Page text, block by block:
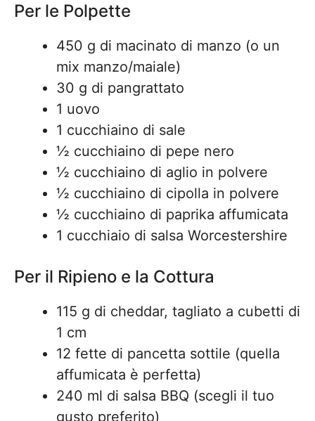
Per le Polpette
450 g di macinato di manzo (o un
mix manzo/maiale)
30 g di pangrattato
1 uovo
1 cucchiaino di sale
½ cucchiaino di pepe nero
½ cucchiaino di aglio in polvere
½ cucchiaino di cipolla in polvere
½ cucchiaino di paprika affumicata
1 cucchiaio di salsa Worcestershire
Per il Ripieno e la Cottura
115 g di cheddar, tagliato a cubetti di
1 cm
12 fette di pancetta sottile (quella
affumicata è perfetta)
240 ml di salsa BBQ (scegli il tuo
gusto preferito)